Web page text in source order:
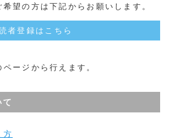
望の方は下記からお願いします。
者登録はこちら
ージから行えます。
方